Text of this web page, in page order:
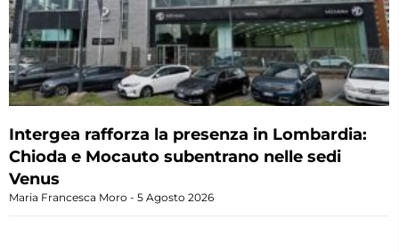
Intergea rafforza la presenza in Lombardia:
Chioda e Mocauto subentrano nelle sedi
Venus
Maria Francesca Moro 5 Agosto 2026